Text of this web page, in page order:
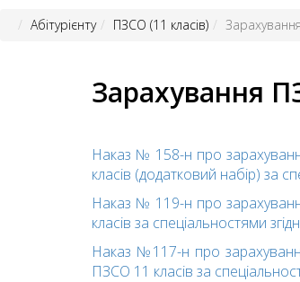
Абітурієнту
ПЗСО (11 класів)
Зарахування
Наказ № 158-н про
класів (додатковий набір) зa
Наказ № 119-н про
класів зa cпeцiaльнocтями
Наказ №117-н про
ПЗСО 11 класів зa